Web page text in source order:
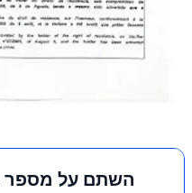
השתם על מספר